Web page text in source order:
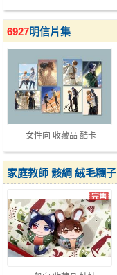
女性向 收藏品 酷卡
6927明信片集
家庭教師 骸綱 絨毛糰子